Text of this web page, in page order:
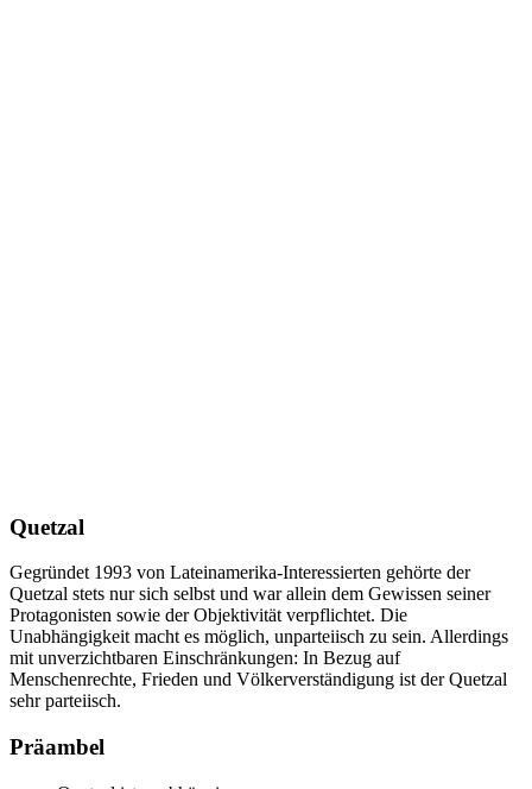
Quetzal
Gegründet 1993 von Lateinamerika-Interessierten gehörte der
Quetzal stets nur sich selbst und war allein dem Gewissen seiner
Protagonisten sowie der Objektivität verpflichtet. Die
Unabhängigkeit macht es möglich, unparteiisch zu sein. Allerdings
mit unverzichtbaren Einschränkungen: In Bezug auf
Menschenrechte, Frieden und Völkerverständigung ist der Quetzal
sehr parteiisch.
Präambel